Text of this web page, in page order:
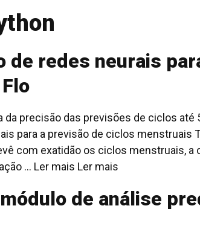
de redes neurais
da precisão das previsões de ciclos
para a previsão de ciclos
com exatidão os ciclos menstruais,
... Ler mais Ler mais
de análise